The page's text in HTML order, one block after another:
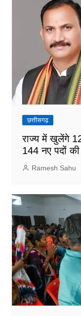
छत्तीसगढ़
राज्य में खुलेंगे
144 नए पदों की
Ramesh Sahu